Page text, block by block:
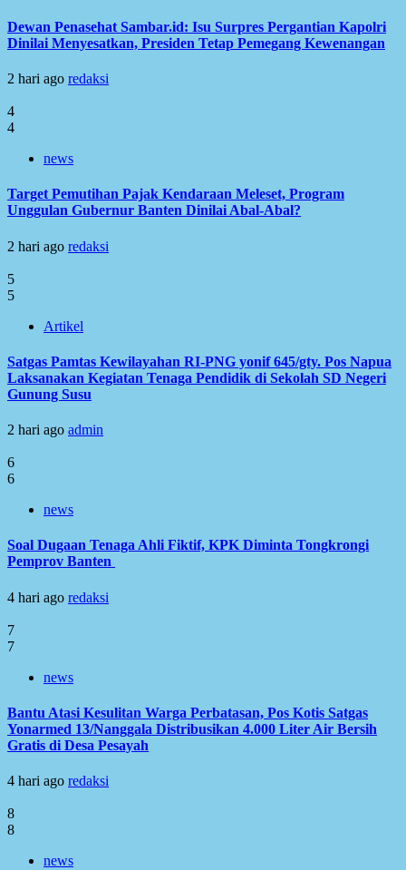
Dewan Penasehat Sambar.id: Isu Surpres Pergantian Kapolri
Dinilai Menyesatkan, Presiden Tetap Pemegang Kewenangan
2 hari ago redaksi
4
4
news
Target Pemutihan Pajak Kendaraan Meleset, Program
Unggulan Gubernur Banten Dinilai Abal-Abal?
2 hari ago redaksi
5
5
Artikel
Satgas Pamtas Kewilayahan RI-PNG yonif 645/gty. Pos Napua
Laksanakan Kegiatan Tenaga Pendidik di Sekolah SD Negeri
Gunung Susu
2 hari ago admin
6
6
news
Soal Dugaan Tenaga Ahli Fiktif, KPK Diminta Tongkrongi
Pemprov Banten
4 hari ago redaksi
7
7
news
Bantu Atasi Kesulitan Warga Perbatasan, Pos Kotis Satgas
Yonarmed 13/Nanggala Distribusikan 4.000 Liter Air Bersih
Gratis di Desa Pesayah
4 hari ago redaksi
8
8
news